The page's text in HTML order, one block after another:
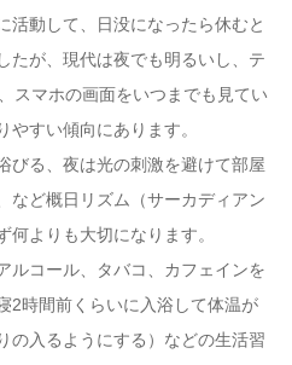
活動して、日没になったら休むと
たが、現代は夜でも明るいし、テ
スマホの画面をいつまでも見てい
やすい傾向にあります。
びる、夜は光の刺激を避けて部屋
など概日リズム（サーカディアン
何よりも大切になります。
ルコール、タバコ、カフェインを
2時間前くらいに入浴して体温が
の入るようにする）などの生活習